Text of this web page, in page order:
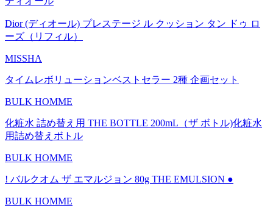
Dior (ディオール) プレステージ ル クッション タン ドゥ ロ
ーズ（リフィル）
MISSHA
タイムレボリューションベストセラー 2種 企画セット
BULK HOMME
化粧水 詰め替え用 THE BOTTLE 200mL（ザ ボトル)化粧水
用詰め替えボトル
BULK HOMME
! バルクオム ザ エマルジョン 80g THE EMULSION ●
BULK HOMME